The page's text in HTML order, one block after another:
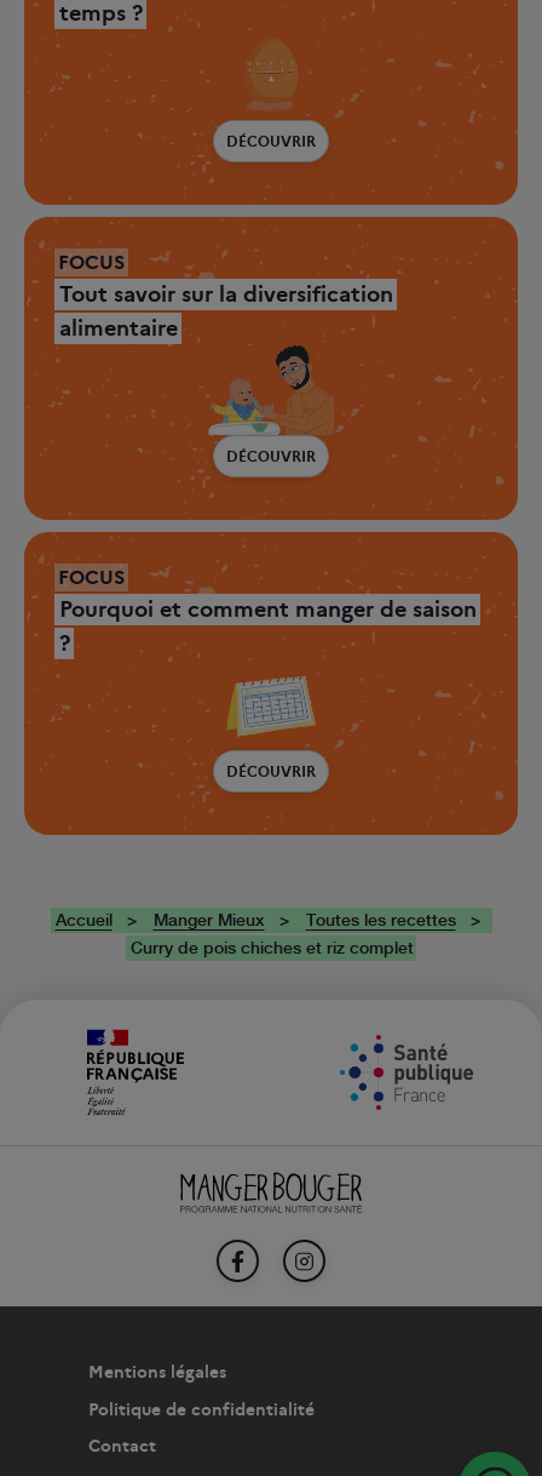
temps ?
DÉCOUVRIR
FOCUS
Tout savoir sur la diversification
alimentaire
DÉCOUVRIR
FOCUS
Pourquoi et comment manger de saison
?
DÉCOUVRIR
Accueil Manger Mieux
Toutes les recettes
Curry de pois chiches et riz complet
FACEBOOKINSTAGRAM
Mentions légales
Politique de confidentialité
Contact